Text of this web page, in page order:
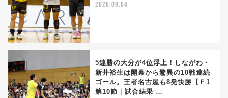
2026.08.04
5連勝の大分が4位浮上！しながわ・
新井裕生は開幕から驚異の10戦連続
ゴール。王者名古屋も8発快勝【Ｆ1
第10節｜試合結果 …